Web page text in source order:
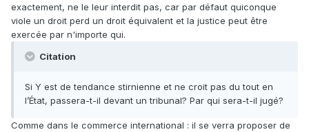
exactement, ne le leur interdit pas, car par défaut quiconque
viole un droit perd un droit équivalent et la justice peut être
exercée par n'importe qui.
Citation
Si Y est de tendance stirnienne et ne croit pas du tout en
l’État, passera-t-il devant un tribunal? Par qui sera-t-il jugé?
Comme dans le commerce international : il se verra proposer de